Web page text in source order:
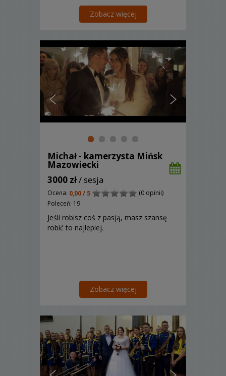
Zobacz więcej
Michał - kamerzysta Mińsk
Mazowiecki
3000 zł/ sesja
Ocena: 0,00 / 5
(0 opinii)
Poleceń: 19
Jeśli robisz coś z pasją, masz szansę
robić to najlepiej.
Zobacz więcej